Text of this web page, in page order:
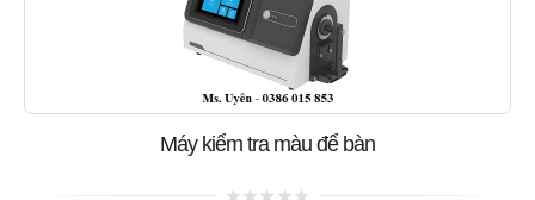
Máy kiểm tra màu để bàn